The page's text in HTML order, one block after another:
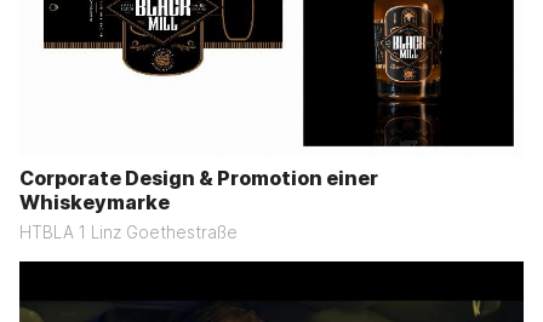
Corporate Design & Promotion einer
Whiskeymarke
HTBLA 1 Linz Goethestraße